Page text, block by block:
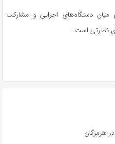
میان دستگاه‌های اجرایی و مشارکت
نظارتی است.